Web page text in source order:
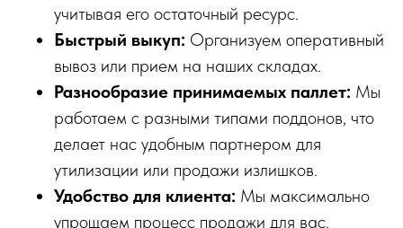
учитывая его остаточный ресурс.
Быстрый выкуп: Организуем оперативный
вывоз или прием на наших складах.
Разнообразие принимаемых паллет: Мы
работаем с разными типами поддонов, что
делает нас удобным партнером для
утилизации или продажи излишков.
Удобство для клиента: Мы максимально
упрощаем процесс продажи для вас.